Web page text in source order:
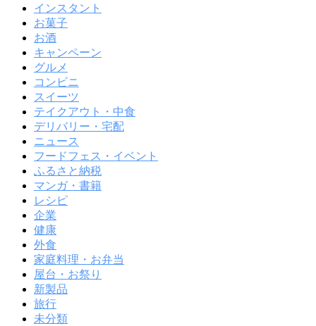
インスタント
お菓子
お酒
キャンペーン
グルメ
コンビニ
スイーツ
テイクアウト・中食
デリバリー・宅配
ニュース
フードフェス・イベント
ふるさと納税
マンガ・書籍
レシピ
企業
健康
外食
家庭料理・お弁当
屋台・お祭り
新製品
旅行
未分類